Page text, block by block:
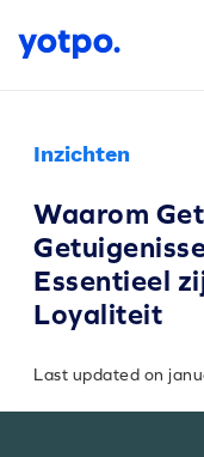
Inzichten
Waarom
Essentieel
Loyaliteit
Last updated on